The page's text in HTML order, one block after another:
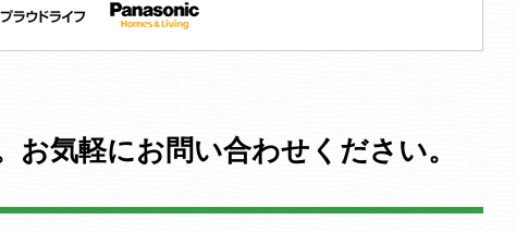
お気軽にお問い合わせください。